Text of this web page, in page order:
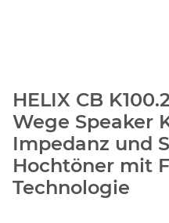
HELIX CB
Wege Speaker
Impedanz und
Hochtöner mit
Technologie